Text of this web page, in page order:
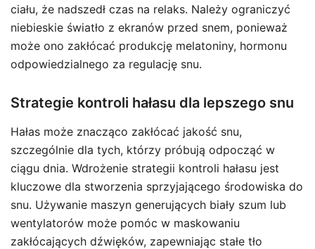
ciału, że nadszedł czas na relaks. Należy ograniczyć
niebieskie światło z ekranów przed snem, ponieważ
może ono zakłócać produkcję melatoniny, hormonu
odpowiedzialnego za regulację snu.
Strategie kontroli hałasu dla lepszego snu
Hałas może znacząco zakłócać jakość snu,
szczególnie dla tych, którzy próbują odpocząć w
ciągu dnia. Wdrożenie strategii kontroli hałasu jest
kluczowe dla stworzenia sprzyjającego środowiska do
snu. Używanie maszyn generujących biały szum lub
wentylatorów może pomóc w maskowaniu
zakłócających dźwięków, zapewniając stałe tło